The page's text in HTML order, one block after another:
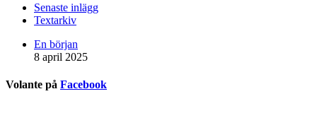
Senaste inlägg
Textarkiv
En början
8 april 2025
Volante på Facebook